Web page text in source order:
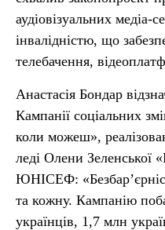
аудіовізуальних медіа-
інвалідністю, що
телебачення,
Анастасія Бондар
Кампанії соціальних
коли можеш»,
леді Олени Зеленської
ЮНІСЕФ:
та кожну. Кампанію
українців, 1,7 млн